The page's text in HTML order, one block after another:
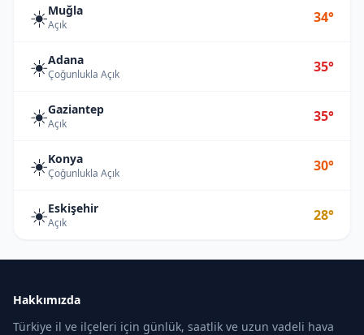
☀️Muğla
Açık 34°
☀️Adana
Çoğunlukla Açık 35°
☀️Gaziantep
Açık 35°
☀️Konya
Çoğunlukla Açık 30°
☀️Eskişehir
Açık 28°
Hakkımızda
Türkiye il ve ilçeleri için günlük, saatlik ve uzun vadeli hava